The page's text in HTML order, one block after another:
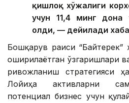
қишлоқ хўжалиги
учун 11,4 минг дона
олди, — дейилади
Бошқарув раиси “Байтерек”
оширилаётган ўзгаришлари
ривожланиш стратегияси
Лойиҳа активларни
потенциал бизнес учун